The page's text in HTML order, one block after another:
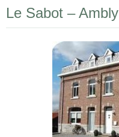
Le Sabot – Ambly